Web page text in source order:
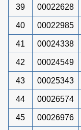
39 00022628
40 00022985
41 00024338
42 00024549
43 00025343
44 00026574
45 00026976